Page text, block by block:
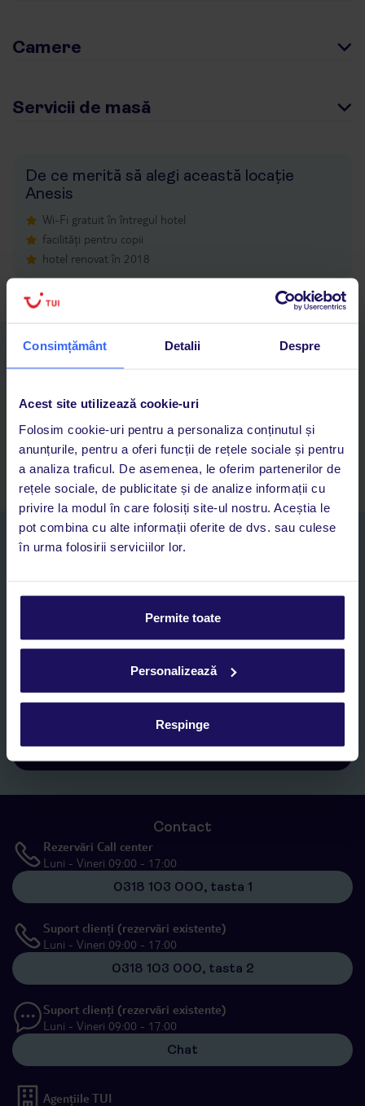
Consimțământ Detalii Despre
Acest site utilizează cookie-uri
Folosim cookie-uri pentru a personaliza conținutul și
anunțurile, pentru a oferi funcții de rețele sociale și pentru
a analiza traficul. De asemenea, le oferim partenerilor de
rețele sociale, de publicitate și de analize informații cu
privire la modul în care folosiți site-ul nostru. Aceștia le
pot combina cu alte informații oferite de dvs. sau culese
în urma folosirii serviciilor lor.
Permite toate
Personalizează
Respinge
Camere
Servicii de masă
De ce merită să alegi această locație
Anesis
Wi-Fi gratuit în întregul hotel
facilități pentru copii
hotel renovat în 2018
Descarcă acum aplicația TUI
Cauți rapid vacanțe și hoteluri din toată lumea
Acces la rezervările curente pentru vacanțe și hoteluri, într-o
singură aplicație
Asistență 24/7 prin chat, pe toată durata vacanței
Abonați-vă la newsletter
Sunt de acord cu prelucrarea datelor mele personale de către TUI
Romania SRL în scopuri de marketing, în cadrul și în scopul
specificat în„Informații privind prelucrarea datelor cu caracter
inclusiv utilizarea așa-numitelor sisteme de apelare automată.
Contact
Rezervări Call center
Luni - Vineri 09:00 - 17:00
0318 103 000, tasta 1
Suport clienți (rezervări existente)
Luni - Vineri 09:00 - 17:00
0318 103 000, tasta 2
Suport clienți (rezervări existente)
Luni - Vineri 09:00 - 17:00
Chat
Agențiile TUI